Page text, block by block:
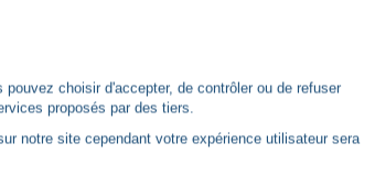
choisir d'accepter, de contrôler ou de refuser
proposés par des tiers.
notre site cependant votre expérience utilisateur sera